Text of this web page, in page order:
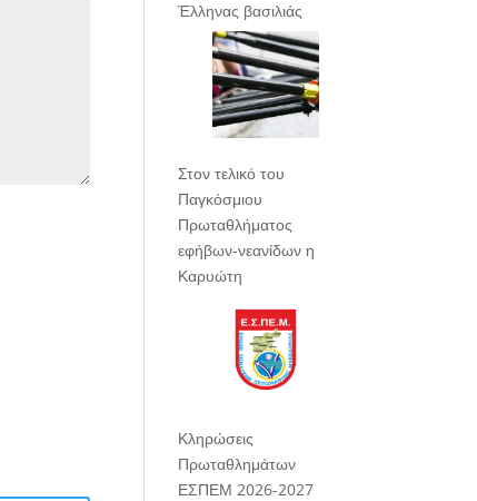
Έλληνας βασιλιάς
Στον τελικό του
Παγκόσμιου
Πρωταθλήματος
εφήβων-νεανίδων η
Καρυώτη
Κληρώσεις
Πρωταθλημάτων
ΕΣΠΕΜ 2026-2027